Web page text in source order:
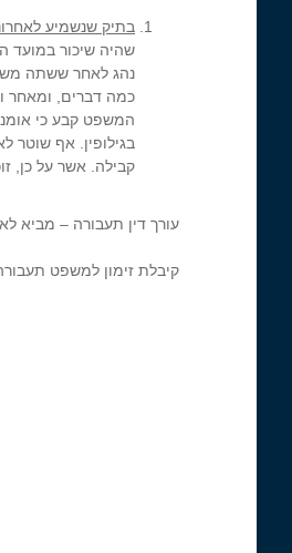
בתיק שנשמיע
שהיה שיכור במועד
נהג לאחר ששתה
כמה דברים, ומאחר
המשפט קבע כי
בגילופין. אף שוטר
קבילה. אשר על כן,
עורך דין תעבורה – מביא
קיבלת זימון למשפט